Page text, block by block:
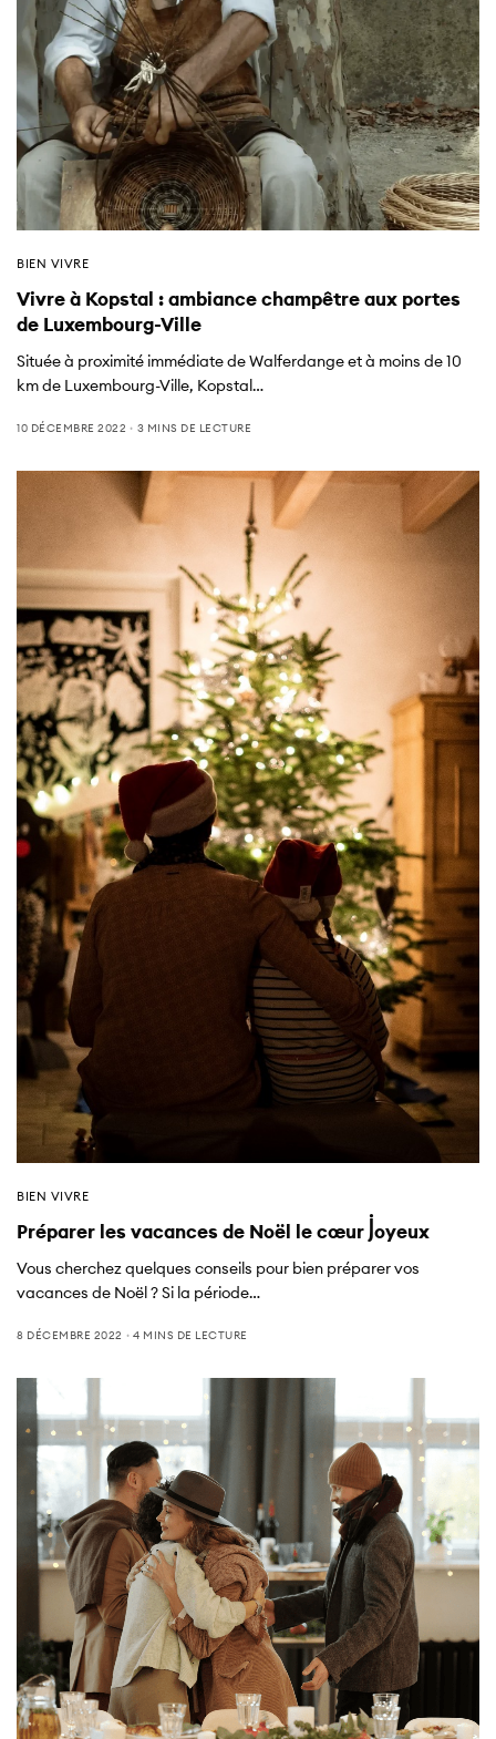
BIEN VIVRE
Vivre à Kopstal : ambiance champêtre aux portes
de Luxembourg-Ville
Située à proximité immédiate de Walferdange et à moins de 10
km de Luxembourg-Ville, Kopstal…
10 DÉCEMBRE 2022 3 MINS DE LECTURE
BIEN VIVRE
Préparer les vacances de Noël le cœur joyeux
Vous cherchez quelques conseils pour bien préparer vos
vacances de Noël ? Si la période…
8 DÉCEMBRE 2022 4 MINS DE LECTURE